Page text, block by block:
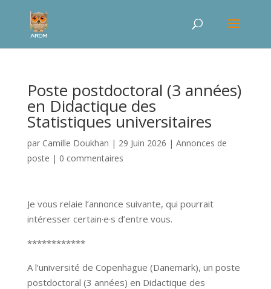
Poste postdoctoral (3 années)
en Didactique des
Statistiques universitaires
par Camille Doukhan | 29 Juin 2026 | Annonces de
poste | 0 commentaires
Je vous relaie l’annonce suivante, qui pourrait
intéresser certain·e·s d’entre vous.
************
A l’université de Copenhague (Danemark), un poste
postdoctoral (3 années) en Didactique des